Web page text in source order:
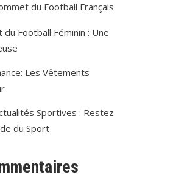
du Football Français
du Football Féminin : Une
Les Vêtements
Sportives : Restez
du Sport